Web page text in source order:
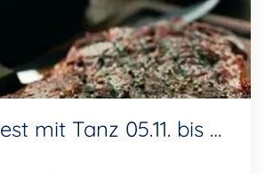
Schlachtfest mit Tanz 05.11. bis 07.11.2027 / 2026 ausgebucht